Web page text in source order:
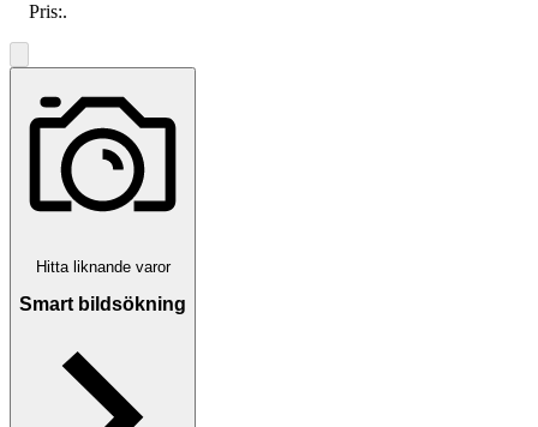
Pris:.
Hitta liknande varor
Smart bildsökning